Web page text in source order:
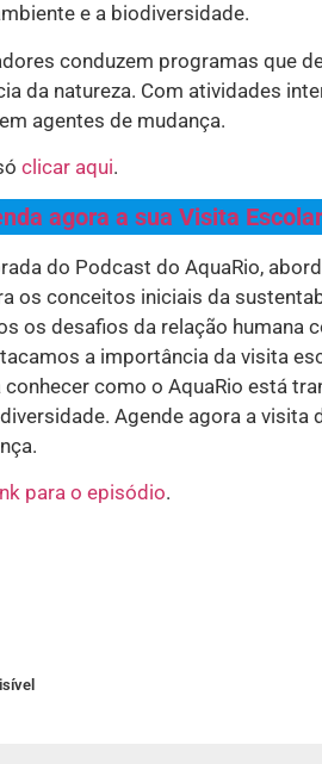
e a biodiversidade.
conduzem programas que
da natureza. Com atividades
agentes de mudança.
clicar aqui.
agora a sua Visita Escolar
do Podcast do AquaRio,
os conceitos iniciais da
os desafios da relação humana
a importância da visita
como o AquaRio está
Agende agora a visita
para o episódio.